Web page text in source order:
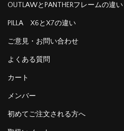
OUTLAWとPANTHERフレームの違い
PILLA X6とX7の違い
ご意見・お問い合わせ
よくある質問
カート
メンバー
初めてご注文される方へ